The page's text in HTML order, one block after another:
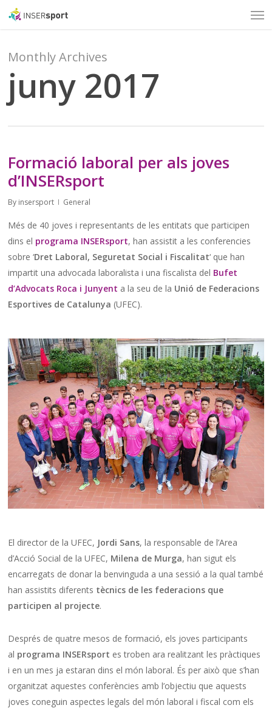
content
Monthly Archives
juny 2017
Formació laboral per als joves
d’INSERsport
By insersport General
Més de 40 joves i representants de les entitats que participen
dins el programa INSERsport, han assistit a les conferencies
sobre ‘Dret Laboral, Seguretat Social i Fiscalitat‘ que han
impartit una advocada laboralista i una fiscalista del Bufet
d’Advocats Roca i Junyent a la seu de la Unió de Federacions
Esportives de Catalunya (UFEC).
El director de la UFEC, Jordi Sans, la responsable de l’Area
d’Acció Social de la UFEC, Milena de Murga, han sigut els
encarregats de donar la benvinguda a una sessió a la qual també
han assistits diferents tècnics de les federacions que
participen al projecte.
Després de quatre mesos de formació, els joves participants
al programa INSERsport es troben ara realitzant les pràctiques
i en un mes ja estaran dins el món laboral. És per això que s’han
organitzat aquestes conferències amb l’objectiu que aquests
joves coneguin aspectes legals del món laboral i fiscal com els